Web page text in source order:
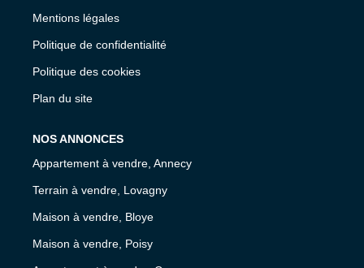
Mentions légales
Politique de confidentialité
Politique des cookies
Plan du site
NOS ANNONCES
Appartement à vendre, Annecy
Terrain à vendre, Lovagny
Maison à vendre, Bloye
Maison à vendre, Poisy